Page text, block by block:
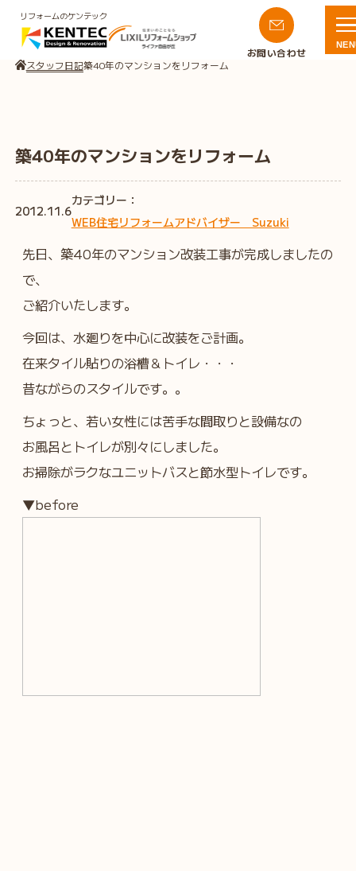
リフォームのケンテック
お問い合わせ
スタッフ日記築40年のマンションをリフォーム
築40年のマンションをリフォーム
2012.11.6
カテゴリー：
WEB住宅リフォームアドバイザー Suzuki
先日、築40年のマンション改装工事が完成しましたの
で、
ご紹介いたします。
今回は、水廻りを中心に改装をご計画。
在来タイル貼りの浴槽＆トイレ・・・
昔ながらのスタイルです。。
ちょっと、若い女性には苦手な間取りと設備なの
お風呂とトイレが別々にしました。
お掃除がラクなユニットバスと節水型トイレです。
▼before